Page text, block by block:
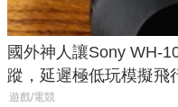
國外神人讓Sony WH-
蹤，延遲極低玩模擬飛
遊戲/電競